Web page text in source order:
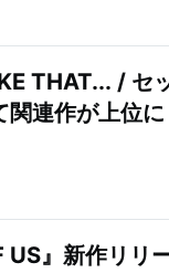
THAT... / セ
関連作が上位に
US』新作リリ